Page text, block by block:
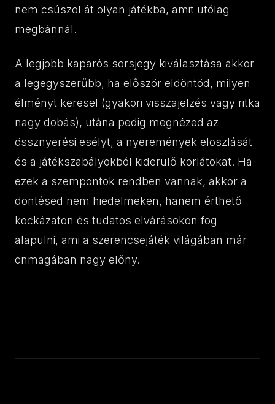
nem csúszol át olyan játékba, amit utólag
megbánnál.
A legjobb kaparós sorsjegy kiválasztása akkor
a legegyszerűbb, ha először eldöntöd, milyen
élményt keresel (gyakori visszajelzés vagy ritka
nagy dobás), utána pedig megnézed az
össznyerési esélyt, a nyeremények eloszlását
és a játékszabályokból kiderülő korlátokat. Ha
ezek a szempontok rendben vannak, akkor a
döntésed nem hiedelmeken, hanem érthető
kockázaton és tudatos elvárásokon fog
alapulni, ami a szerencsejáték világában már
önmagában nagy előny.